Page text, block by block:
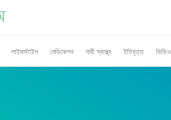
লাইফস্টাইল মেডিকেশন নারী স্বাস্থ্য ইতিবৃত্ত ভিডিও